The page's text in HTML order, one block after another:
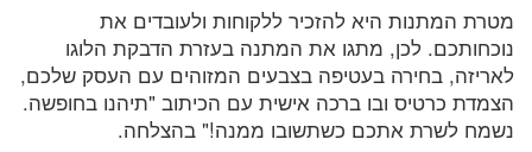
מטרת המתנות היא להזכיר ללקוחות ולעובדים את
נוכחותכם. לכן, מתגו את המתנה בעזרת הדבקת הלוגו
לאריזה, בחירה בעטיפה בצבעים המזוהים עם העסק שלכם,
הצמדת כרטיס ובו ברכה אישית עם הכיתוב "תיהנו בחופשה.
נשמח לשרת אתכם כשתשובו ממנה!" בהצלחה.